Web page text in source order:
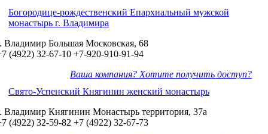
Богородице-рождественский Епархиальный мужской
монастырь г. Владимира
Владимир Большая Московская, 68
(4922) 32-67-10 +7-920-910-91-94
Ваша компания? Хотите получить доступ?
Свято-Успенский Княгинин женский монастырь
Владимир Княгинин Монастырь территория, 37а
(4922) 32-59-82 +7 (4922) 32-67-73